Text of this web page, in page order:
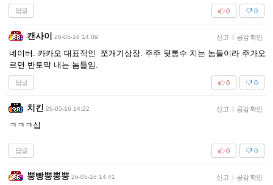
답글 0
0
캔사이 26-05-16 14:09 신고 | 공감 확인
네이버. 카카오 대표적인 쪼개기상장. 주주 뒷통수 치는 놈들이라 주가오
르면 반토막 내는 놈들임.
답글 0
0
치킨 26-05-16 14:22 신고 | 공감 확인
ㅋㅋㅋ십
답글 0
0
뿡빵뿡뿡뿡 26-05-16 14:41 신고 | 공감 확인